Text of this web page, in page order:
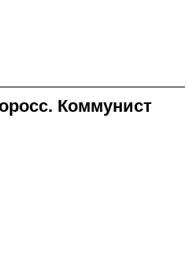
Коммунист